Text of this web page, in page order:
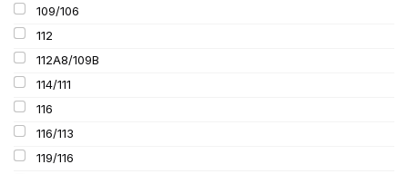
109/106
112
112A8/109B
114/111
116
116/113
119/116